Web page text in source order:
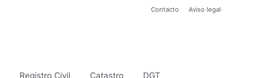
Contacto Aviso legal
Registro Civil Catastro DGT